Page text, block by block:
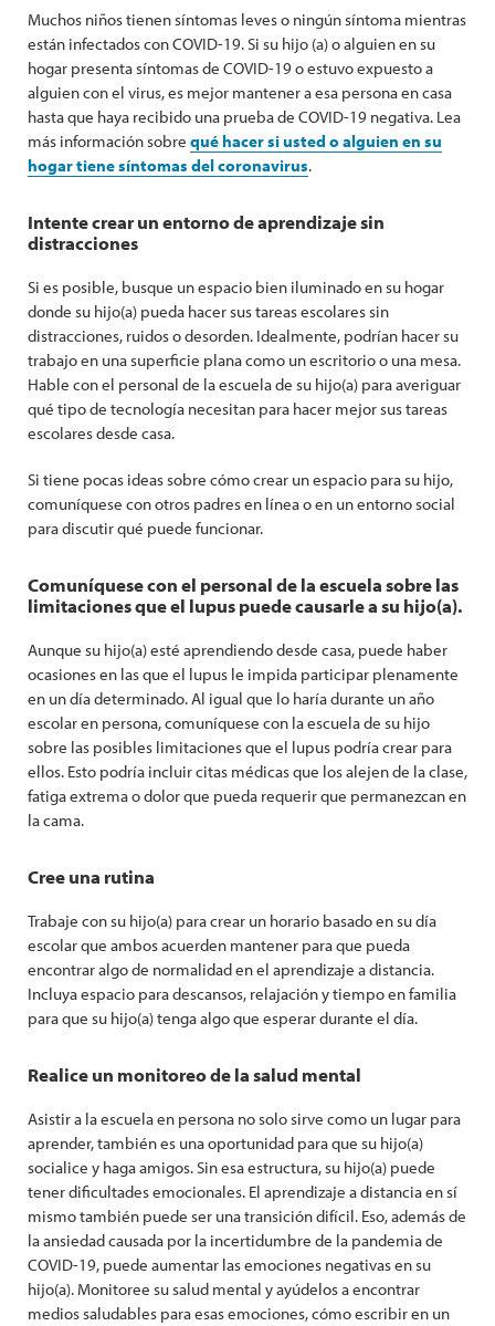
Muchos niños tienen síntomas leves o ningún síntoma mientras
están infectados con COVID-19. Si su hijo (a) o alguien en su
hogar presenta síntomas de COVID-19 o estuvo expuesto a
alguien con el virus, es mejor mantener a esa persona en casa
hasta que haya recibido una prueba de COVID-19 negativa. Lea
más información sobre qué hacer si usted o alguien en su
hogar tiene síntomas del coronavirus.
Intente crear un entorno de aprendizaje sin
distracciones
Si es posible, busque un espacio bien iluminado en su hogar
donde su hijo(a) pueda hacer sus tareas escolares sin
distracciones, ruidos o desorden. Idealmente, podrían hacer su
trabajo en una superficie plana como un escritorio o una mesa.
Hable con el personal de la escuela de su hijo(a) para averiguar
qué tipo de tecnología necesitan para hacer mejor sus tareas
escolares desde casa.
Si tiene pocas ideas sobre cómo crear un espacio para su hijo,
comuníquese con otros padres en línea o en un entorno social
para discutir qué puede funcionar.
Comuníquese con el personal de la escuela sobre las
limitaciones que el lupus puede causarle a su hijo(a).
Aunque su hijo(a) esté aprendiendo desde casa, puede haber
ocasiones en las que el lupus le impida participar plenamente
en un día determinado. Al igual que lo haría durante un año
escolar en persona, comuníquese con la escuela de su hijo
sobre las posibles limitaciones que el lupus podría crear para
ellos. Esto podría incluir citas médicas que los alejen de la clase,
fatiga extrema o dolor que pueda requerir que permanezcan en
la cama.
Cree una rutina
Trabaje con su hijo(a) para crear un horario basado en su día
escolar que ambos acuerden mantener para que pueda
encontrar algo de normalidad en el aprendizaje a distancia.
Incluya espacio para descansos, relajación y tiempo en familia
para que su hijo(a) tenga algo que esperar durante el día.
Realice un monitoreo de la salud mental
Asistir a la escuela en persona no solo sirve como un lugar para
aprender, también es una oportunidad para que su hijo(a)
socialice y haga amigos. Sin esa estructura, su hijo(a) puede
tener dificultades emocionales. El aprendizaje a distancia en sí
mismo también puede ser una transición difícil. Eso, además de
la ansiedad causada por la incertidumbre de la pandemia de
COVID-19, puede aumentar las emociones negativas en su
hijo(a). Monitoree su salud mental y ayúdelos a encontrar
medios saludables para esas emociones, cómo escribir en un